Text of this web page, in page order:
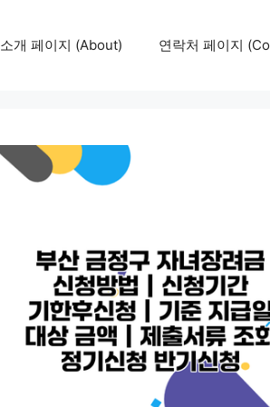
소개 페이지 (About) 연락처 페이지